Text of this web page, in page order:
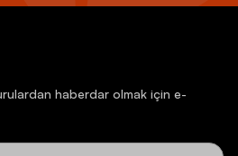
haberdar olmak için e-